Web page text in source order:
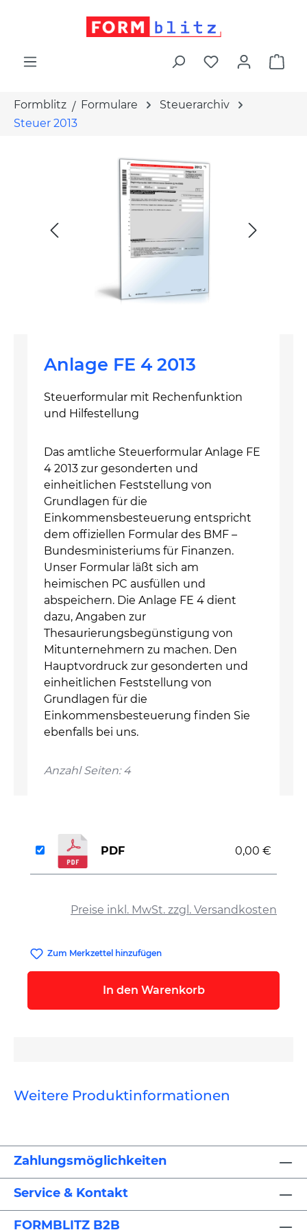
Formblitz Formulare
Steuerarchiv
Steuer 2013
Anlage FE 4 2013
Steuerformular mit Rechenfunktion
und Hilfestellung
Das amtliche Steuerformular Anlage FE
4 2013 zur gesonderten und
einheitlichen Feststellung von
Grundlagen für die
Einkommensbesteuerung entspricht
dem offiziellen Formular des BMF –
Bundesministeriums für Finanzen.
Unser Formular läßt sich am
heimischen PC ausfüllen und
abspeichern. Die Anlage FE 4 dient
dazu, Angaben zur
Thesaurierungsbegünstigung von
Mitunternehmern zu machen. Den
Hauptvordruck zur gesonderten und
einheitlichen Feststellung von
Grundlagen für die
Einkommensbesteuerung finden Sie
ebenfalls bei uns.
Anzahl Seiten: 4
Preise inkl. MwSt. zzgl. Versandkosten
PDF 0,00 €
Zum Merkzettel hinzufügen
In den Warenkorb
Weitere Produktinformationen
Zahlungsmöglichkeiten
Service & Kontakt
FORMBLITZ B2B